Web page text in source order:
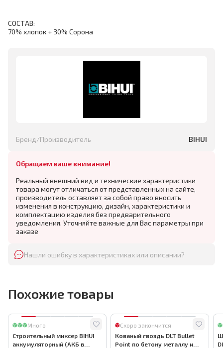
СОСТАВ:
70% хлопок + 30% Сорона
Бренд/Производитель BIHUI
Обращаем ваше внимание!
Реальный внешний вид и технические характеристики
товара могут отличаться от представленных на сайте,
производитель оставляет за собой право вносить
изменения в конструкцию, дизайн, характеристики и
комплектацию изделия без предварительного
уведомления. Уточняйте важные для Вас параметры при
заказе
Нашли ошибку в характеристиках или описании?
Похожие товары
Много
Строительный миксер BIHUI
аккумуляторный (АКБ в
Скоро закончится
Кованый гвоздь DLT Bullet
Point по бетону металлу и